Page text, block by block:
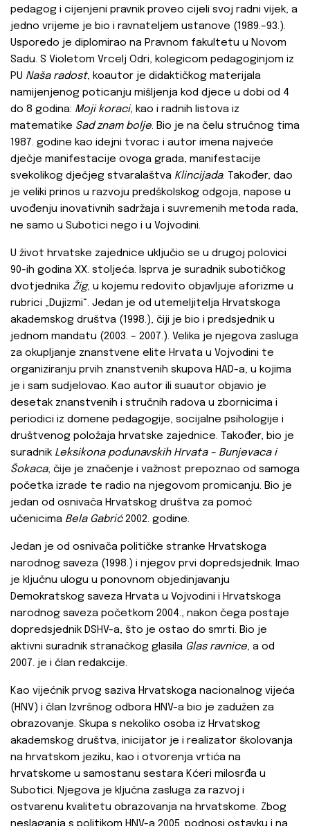
pedagog i cijenjeni pravnik proveo cijeli svoj radni vijek, a
jedno vrijeme je bio i ravnateljem ustanove (1989.–93.).
Usporedo je diplomirao na Pravnom fakultetu u Novom
Sadu. S Violetom Vrcelj Odri, kolegicom pedagoginjom iz
PU Naša radost, koautor je didaktičkog materijala
namijenjenog poticanju mišljenja kod djece u dobi od 4
do 8 godina: Moji koraci, kao i radnih listova iz
matematike Sad znam bolje. Bio je na čelu stručnog tima
1987. godine kao idejni tvorac i autor imena najveće
dječje manifestacije ovoga grada, manifestacije
svekolikog dječjeg stvaralaštva Klincijada. Također, dao
je veliki prinos u razvoju predškolskog odgoja, napose u
uvođenju inovativnih sadržaja i suvremenih metoda rada,
ne samo u Subotici nego i u Vojvodini.
U život hrvatske zajednice uključio se u drugoj polovici
90-ih godina XX. stoljeća. Isprva je suradnik subotičkog
dvotjednika Žig, u kojemu redovito objavljuje aforizme u
rubrici „Dujizmi“. Jedan je od utemeljitelja Hrvatskoga
akademskog društva (1998.), čiji je bio i predsjednik u
jednom mandatu (2003. – 2007.). Velika je njegova zasluga
za okupljanje znanstvene elite Hrvata u Vojvodini te
organiziranju prvih znanstvenih skupova HAD-a, u kojima
je i sam sudjelovao. Kao autor ili suautor objavio je
desetak znanstvenih i stručnih radova u zbornicima i
periodici iz domene pedagogije, socijalne psihologije i
društvenog položaja hrvatske zajednice. Također, bio je
suradnik Leksikona podunavskih Hrvata – Bunjevaca i
Šokaca, čije je značenje i važnost prepoznao od samoga
početka izrade te radio na njegovom promicanju. Bio je
jedan od osnivača Hrvatskog društva za pomoć
učenicima Bela Gabrić2002. godine.
Jedan je od osnivača političke stranke Hrvatskoga
narodnog saveza (1998.) i njegov prvi dopredsjednik. Imao
je ključnu ulogu u ponovnom objedinjavanju
Demokratskog saveza Hrvata u Vojvodini i Hrvatskoga
narodnog saveza početkom 2004., nakon čega postaje
dopredsjednik DSHV-a, što je ostao do smrti. Bio je
aktivni suradnik stranačkog glasila Glas ravnice, a od
2007. je i član redakcije.
Kao vijećnik prvog saziva Hrvatskoga nacionalnog vijeća
(HNV) i član Izvršnog odbora HNV-a bio je zadužen za
obrazovanje. Skupa s nekoliko osoba iz Hrvatskog
akademskog društva, inicijator je i realizator školovanja
na hrvatskom jeziku, kao i otvorenja vrtića na
hrvatskome u samostanu sestara Kćeri milosrđa u
Subotici. Njegova je ključna zasluga za razvoj i
ostvarenu kvalitetu obrazovanja na hrvatskome. Zbog